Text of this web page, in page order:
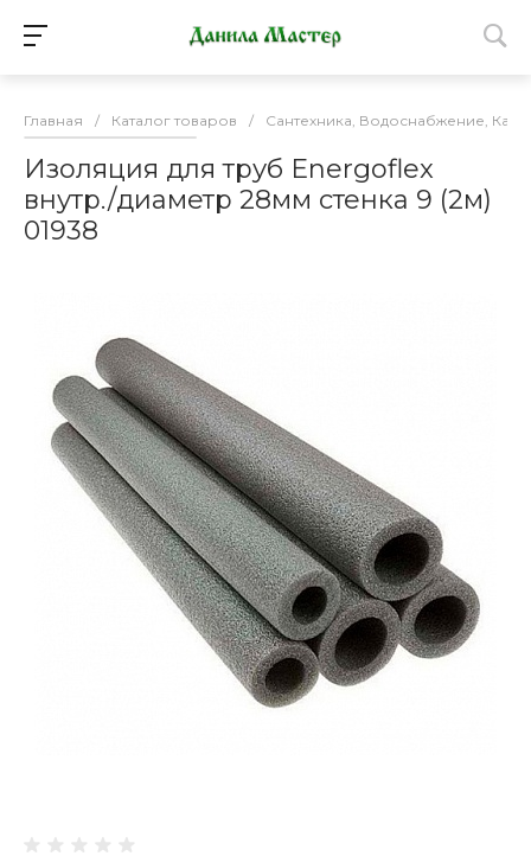
Главная / Каталог товаров / Сантехника, Водоснабжение,
Изоляция для труб Energoflex
внутр./диаметр 28мм стенка 9 (2м)
01938